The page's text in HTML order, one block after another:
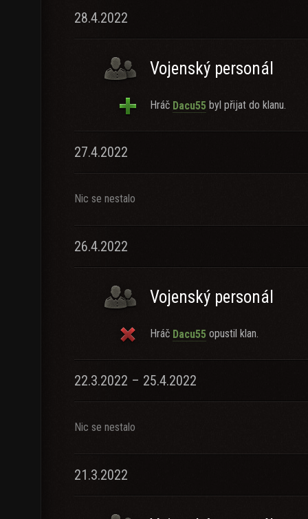
28.4.2022
Vojenský personál
Hráč Dacu55 byl přijat do klanu.
27.4.2022
Nic se nestalo
26.4.2022
Vojenský personál
Hráč Dacu55 opustil klan.
22.3.2022 – 25.4.2022
Nic se nestalo
21.3.2022